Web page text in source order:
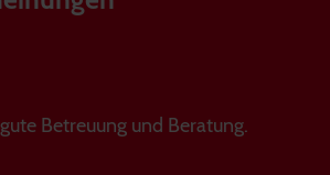
Betreuung und Beratung.